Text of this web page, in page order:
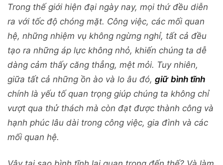
Trong thế giới hiện đại ngày nay, mọi thứ đều diễn
ra với tốc độ chóng mặt. Công việc, các mối quan
hệ, những nhiệm vụ không ngừng nghỉ, tất cả đều
tạo ra những áp lực không nhỏ, khiến chúng ta dễ
dàng cảm thấy căng thẳng, mệt mỏi. Tuy nhiên,
giữa tất cả những ồn ào và lo âu đó, giữ bình tĩnh
chính là yếu tố quan trọng giúp chúng ta không chỉ
vượt qua thử thách mà còn đạt được thành công và
hạnh phúc lâu dài trong công việc, gia đình và các
mối quan hệ.